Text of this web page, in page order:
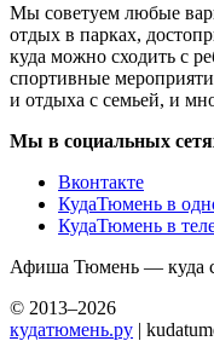
Мы советуем любые
отдых в парках,
куда можно сходить с
спортивные
и отдыха с семьей, и
Мы в социальных
Вконтакте
КудаТюмень в
КудаТюмень в
Афиша Тюмень — куда
© 2013–2026
кудатюмень.ру |